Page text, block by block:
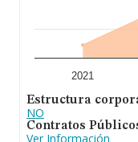
2021
Estructura
NO
Contratos
Ver Información